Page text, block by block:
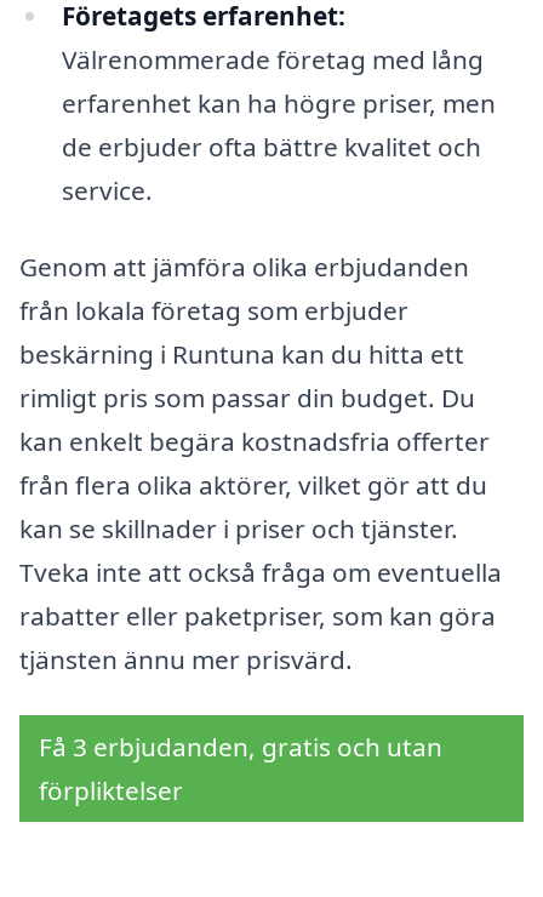
Företagets erfarenhet:
Välrenommerade företag med lång
erfarenhet kan ha högre priser, men
de erbjuder ofta bättre kvalitet och
service.
Genom att jämföra olika erbjudanden
från lokala företag som erbjuder
beskärning i Runtuna kan du hitta ett
rimligt pris som passar din budget. Du
kan enkelt begära kostnadsfria offerter
från flera olika aktörer, vilket gör att du
kan se skillnader i priser och tjänster.
Tveka inte att också fråga om eventuella
rabatter eller paketpriser, som kan göra
tjänsten ännu mer prisvärd.
Få 3 erbjudanden, gratis och utan
förpliktelser